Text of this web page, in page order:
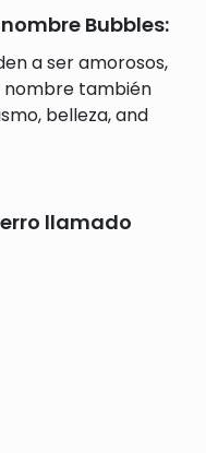
Bubbles:
a ser amorosos,
nombre también
belleza, and
llamado